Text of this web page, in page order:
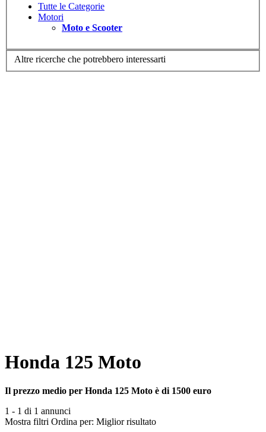
Tutte le Categorie
Motori
Moto e Scooter
Altre ricerche che potrebbero interessarti
Honda 125 Moto
Il prezzo medio per Honda 125 Moto è di 1500 euro
1 - 1 di 1 annunci
Mostra filtri Ordina per: Miglior risultato